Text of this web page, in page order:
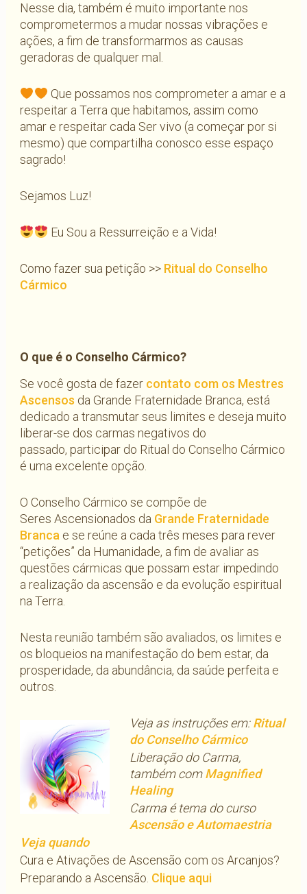
Nesse dia, também é muito importante nos
comprometermos a mudar nossas vibrações e
ações, a fim de transformarmos as causas
geradoras de qualquer mal.
Que possamos nos comprometer a amar e a
respeitar a Terra que habitamos, assim como
amar e respeitar cada Ser vivo (a começar por si
mesmo) que compartilha conosco esse espaço
sagrado!
Sejamos Luz!
Eu Sou a Ressurreição e a Vida!
Como fazer sua petição >> Ritual do Conselho
Cármico
O que é o Conselho Cármico?
Se você gosta de fazer contato com os Mestres
Ascensos da Grande Fraternidade Branca, está
dedicado a transmutar seus limites e deseja muito
liberar-se dos carmas negativos do
passado, participar do Ritual do Conselho Cármico
é uma excelente opção.
O Conselho Cármico se compõe de
Seres Ascensionados da Grande Fraternidade
Branca e se reúne a cada três meses para rever
“petições” da Humanidade, a fim de avaliar as
questões cármicas que possam estar impedindo
a realização da ascensão e da evolução espiritual
na Terra.
Nesta reunião também são avaliados, os limites e
os bloqueios na manifestação do bem estar, da
prosperidade, da abundância, da saúde perfeita e
outros.
Veja as instruções em:Ritual
do Conselho Cármico
Liberação do Carma,
também comMagnified
Healing
Carma é tema do curso
Ascensão e Automaestria
Veja quando
Cura e Ativações de Ascensão com os Arcanjos?
Preparando a Ascensão. Clique aqui